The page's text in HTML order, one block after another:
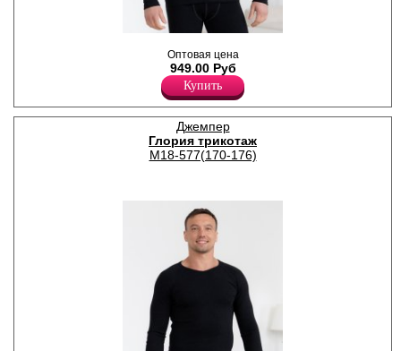
повседневной носки в
прохладную и холодную
погоду, с начесом.
Хлопок 95%
Эластан 5%
Оптовая цена
949.00 Руб
Купить
Джемпер
Глория трикотаж
М18-577(170-176)